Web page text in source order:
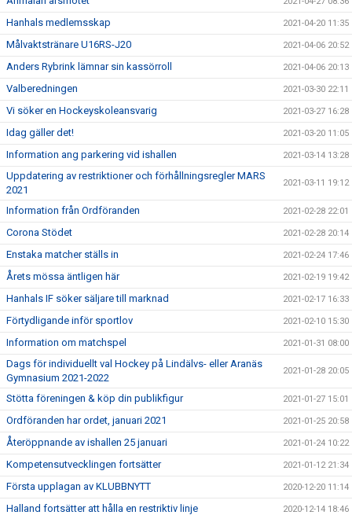
Hanhals medlemsskap 2021-04-20 11:35
Målvaktstränare U16RS-J20 2021-04-06 20:52
Anders Rybrink lämnar sin kassörroll 2021-04-06 20:13
Valberedningen 2021-03-30 22:11
Vi söker en Hockeyskoleansvarig 2021-03-27 16:28
Idag gäller det! 2021-03-20 11:05
Information ang parkering vid ishallen 2021-03-14 13:28
Uppdatering av restriktioner och förhållningsregler MARS
2021
2021-03-11 19:12
Information från Ordföranden 2021-02-28 22:01
Corona Stödet 2021-02-28 20:14
Enstaka matcher ställs in 2021-02-24 17:46
Årets mössa äntligen här 2021-02-19 19:42
Hanhals IF söker säljare till marknad 2021-02-17 16:33
Förtydligande inför sportlov 2021-02-10 15:30
Information om matchspel 2021-01-31 08:00
Dags för individuellt val Hockey på Lindälvs- eller Aranäs
Gymnasium 2021-2022
2021-01-28 20:05
Stötta föreningen & köp din publikfigur 2021-01-27 15:01
Ordföranden har ordet, januari 2021 2021-01-25 20:58
Återöppnande av ishallen 25 januari 2021-01-24 10:22
Kompetensutvecklingen fortsätter 2021-01-12 21:34
Första upplagan av KLUBBNYTT 2020-12-20 11:14
Halland fortsätter att hålla en restriktiv linje 2020-12-14 18:46